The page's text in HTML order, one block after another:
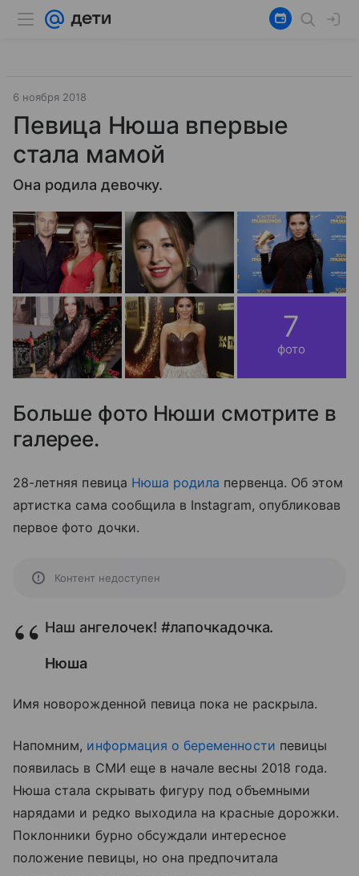
6 ноября 2018
Певица Нюша впервые
стала мамой
Она родила девочку.
7
фото
Больше фото Нюши смотрите в
галерее.
28-летняя певица Нюша родила первенца. Об этом
артистка сама сообщила в Instagram, опубликовав
первое фото дочки.
Контент недоступен
Наш ангелочек! #лапочкадочка.
Нюша
Имя новорожденной певица пока не раскрыла.
Напомним, информация о беременности певицы
появилась в СМИ еще в начале весны 2018 года.
Нюша стала скрывать фигуру под объемными
нарядами и редко выходила на красные дорожки.
Поклонники бурно обсуждали интересное
положение певицы, но она предпочитала